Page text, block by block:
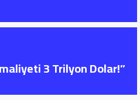
3 Trilyon Dolar!”